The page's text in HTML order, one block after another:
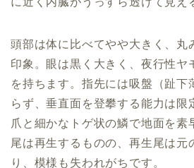
頭部は体に比べてやや大きく、丸
印象。眼は黒く大きく、夜行性ヤ
を持ちます。指先には吸盤（趾下
らず、垂直面を登攀する能力は限
爪と細かなトゲ状の鱗で地面を素
尾は再生するものの、再生尾は元
り、模様も失われがちです。